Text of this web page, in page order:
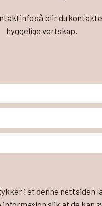
så blir du
hyggelige vertskap.
i at denne nettsiden
informasjon slik at de kan